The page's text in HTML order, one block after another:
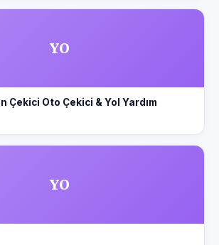
YO
Çekici Oto Çekici & Yol Yardım
YO